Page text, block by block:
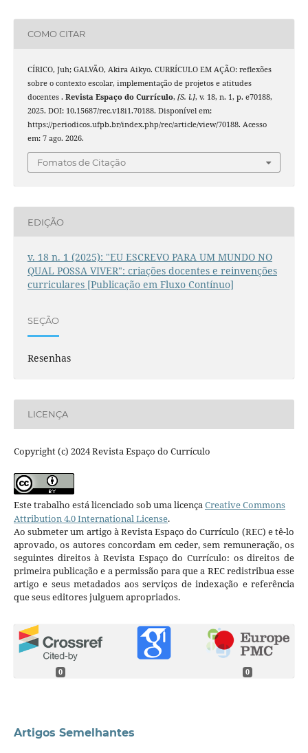
COMO CITAR
CÍRICO, Juh; GALVÃO, Akira Aikyo. CURRÍCULO EM AÇÃO: reflexões
sobre o contexto escolar, implementação de projetos e atitudes
docentes . Revista Espaço do Currículo, [S. l.], v. 18, n. 1, p. e70188,
2025. DOI: 10.15687/rec.v18i1.70188. Disponível em:
https://periodicos.ufpb.br/index.php/rec/article/view/70188. Acesso
em: 7 ago. 2026.
Fomatos de Citação
EDIÇÃO
v. 18 n. 1 (2025): "EU ESCREVO PARA UM MUNDO NO
QUAL POSSA VIVER": criações docentes e reinvenções
curriculares [Publicação em Fluxo Contínuo]
SEÇÃO
Resenhas
LICENÇA
Copyright (c) 2024 Revista Espaço do Currículo
Este trabalho está licenciado sob uma licença Creative Commons
Attribution 4.0 International License.
Ao submeter um artigo à Revista Espaço do Currículo (REC) e tê-lo
aprovado, os autores concordam em ceder, sem remuneração, os
seguintes direitos à Revista Espaço do Currículo: os direitos de
primeira publicação e a permissão para que a REC redistribua esse
artigo e seus metadados aos serviços de indexação e referência
que seus editores julguem apropriados.
0 0
Artigos Semelhantes